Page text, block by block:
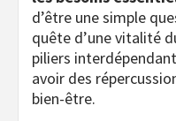
d’être une simple
quête d’une vitalité
piliers
avoir des
bien-être.